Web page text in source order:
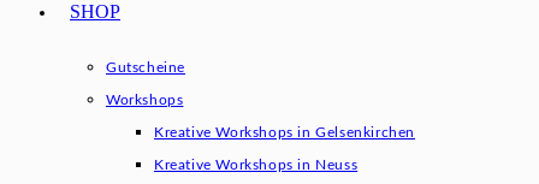
SHOP
Gutscheine
Workshops
Kreative Workshops in Gelsenkirchen
Kreative Workshops in Neuss